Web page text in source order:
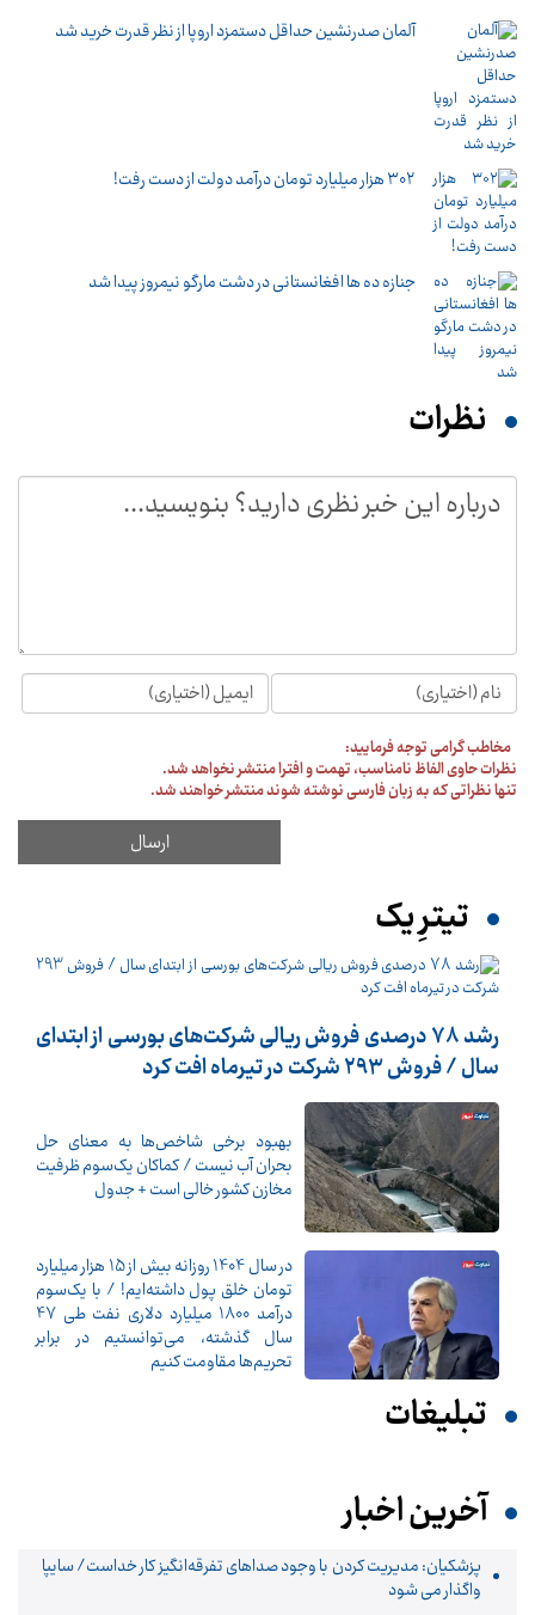
آلمان صدرنشین حداقل دستمزد اروپا از نظر قدرت خرید شد
۳۰۲ هزار میلیارد تومان درآمد دولت از دست رفت!
جنازه ده ها افغانستانی در دشت مارگو نیمروز پیدا شد
نظرات
مخاطب گرامی توجه فرمایید:
نظرات حاوی الفاظ نامناسب، تهمت و افترا منتشر نخواهد شد.
تنها نظراتی که به زبان فارسی نوشته شوند منتشر خواهند شد.
تیترِ یک
رشد 78 درصدی فروش ریالی شرکت‌های بورسی از ابتدای
سال / فروش 293 شرکت در تیرماه افت کرد
بهبود برخی شاخص‌ها به معنای حل
بحران آب نیست / کماکان یک‌سوم ظرفیت
مخازن کشور خالی است + جدول
در سال 1404 روزانه بیش از 15 هزار میلیارد
تومان خلق پول داشته‌ایم! / با یک‌سوم
درآمد 1800 میلیارد دلاری نفت طی 47
سال گذشته، می‌توانستیم در برابر
تحریم‌ها مقاومت کنیم
تبلیغات
آخرین اخبار
پزشکیان: مدیریت کردن با وجود صداهای تفرقه‌انگیز کار خداست/ سایپا
واگذار می شود